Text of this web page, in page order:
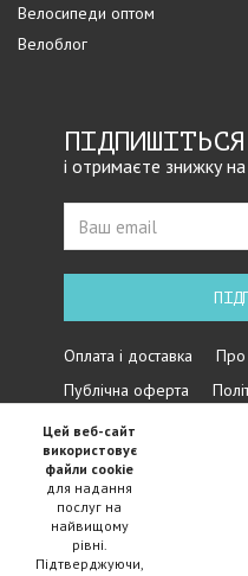
Велосипеди оптом
Велоблог
і отримаєте знижку
Оплата і доставка Про
Публічна оферта
Цей веб-сайт
використовує
файли cookie
для надання
послуг на
найвищому
рівні.
Підтверджуючи,